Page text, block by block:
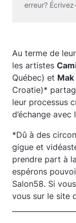
erreur?
Au terme de
les artistes
Québec) et
Croatie)*
leur processus
d’échange avec
*Dû à des
gigue et
prendre part à
espérons
Salon58. Si
vous sur le site